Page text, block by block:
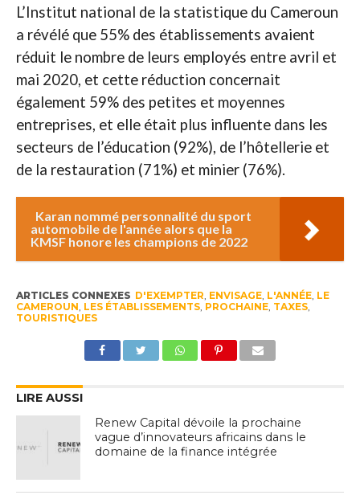
L’Institut national de la statistique du Cameroun
a révélé que 55% des établissements avaient
réduit le nombre de leurs employés entre avril et
mai 2020, et cette réduction concernait
également 59% des petites et moyennes
entreprises, et elle était plus influente dans les
secteurs de l’éducation (92%), de l’hôtellerie et
de la restauration (71%) et minier (76%).
Karan nommé personnalité du sport
automobile de l'année alors que la
KMSF honore les champions de 2022
ARTICLES CONNEXES D'EXEMPTER, ENVISAGE, L'ANNÉE, LE
CAMEROUN, LES ÉTABLISSEMENTS, PROCHAINE, TAXES,
TOURISTIQUES
LIRE AUSSI
Renew Capital dévoile la prochaine
vague d’innovateurs africains dans le
domaine de la finance intégrée